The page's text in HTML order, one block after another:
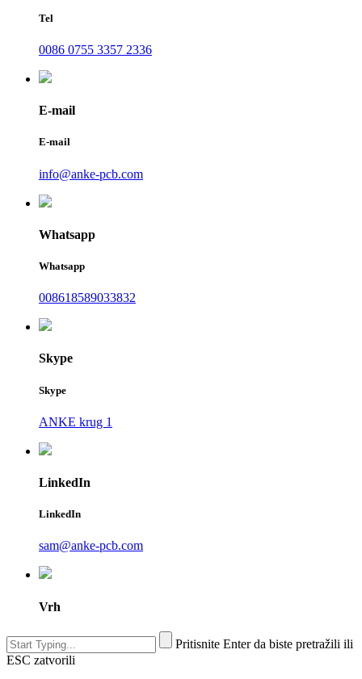
Tel
0086 0755 3357 2336
E-mail
E-mail
info@anke-pcb.com
Whatsapp
Whatsapp
008618589033832
Skype
Skype
ANKE krug 1
LinkedIn
LinkedIn
sam@anke-pcb.com
Vrh
Pritisnite Enter da biste pretražili ili
ESC zatvorili